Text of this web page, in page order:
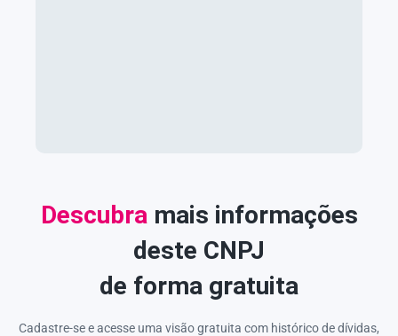
Descubra mais informações
deste CNPJ
de forma gratuita
Cadastre-se e acesse uma visão gratuita com histórico de dívidas,